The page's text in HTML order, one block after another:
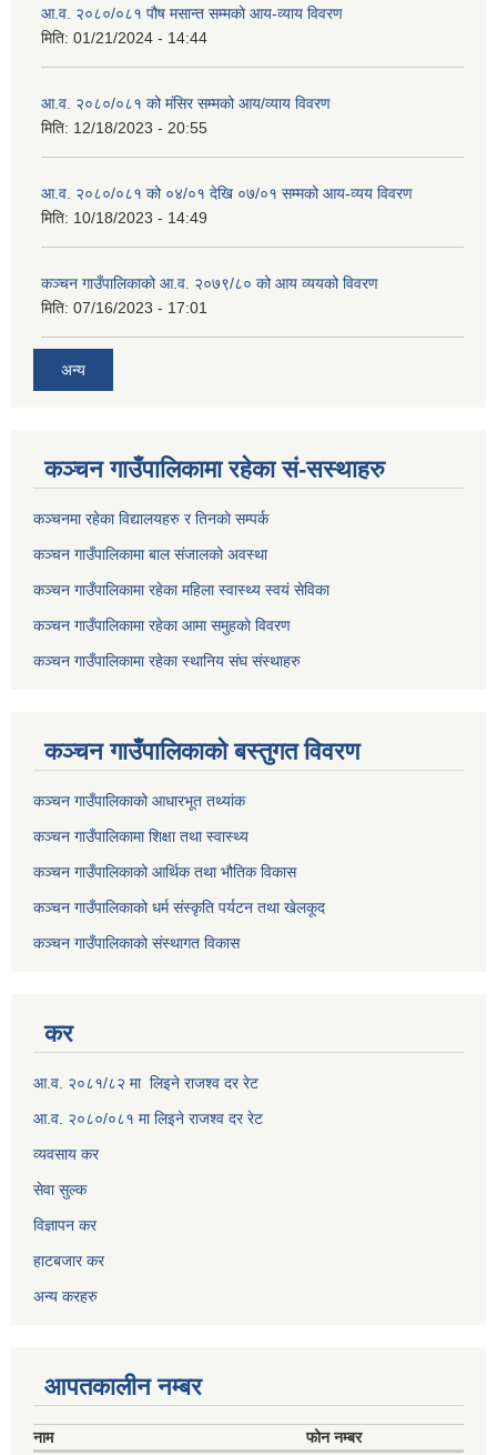
आ.व. २०८०/०८१ पौष मसान्त सम्मको आय-व्याय विवरण
मिति: 01/21/2024 - 14:44
आ.व. २०८०/०८१ को मंसिर सम्मको आय/व्याय विवरण
मिति: 12/18/2023 - 20:55
आ.व. २०८०/०८१ को ०४/०१ देखि ०७/०१ सम्मको आय-व्यय विवरण
मिति: 10/18/2023 - 14:49
कञ्‍चन गाउँपालिकाको आ.व. २०७९/८० को आय व्ययको विवरण
मिति: 07/16/2023 - 17:01
अन्य
कञ्चन गाउँपालिकामा रहेका सं-सस्थाहरु
कञ्चनमा रहेका विद्यालयहरु र तिनकाे सम्पर्क
कञ्चन गाउँपालिकामा बाल संजालको अवस्था
कञ्चन गाउँपालिकामा रहेका महिला स्वास्थ्य स्वयं सेविका
कञ्चन गाउँपालिकामा रहेका आमा समुहकाे विवरण
कञ्चन गाउँपालिकामा रहेका स्थानिय संघ संस्थाहरु
कञ्चन गाउँपालिकाकाे बस्तुगत विवरण
कञ्चन गाउँपालिकाको आधारभूत तथ्यांक
कञ्चन गाउँपालिकामा शिक्षा तथा स्वास्थ्य
कञ्चन गाउँपालिकाको आर्थिक तथा भौतिक विकास
कञ्चन गाउँपालिकाको धर्म संस्कृति पर्यटन तथा खेलकूद
कञ्चन गाउँपालिकाको संस्थागत विकास
कर
आ.व. २०८१/८२ मा लिइने राजश्व दर रेट
आ.व. २०८०/०८१ मा लिइने राजश्व दर रेट
व्यवसाय कर
सेवा सुल्क
विज्ञापन कर
हाटबजार कर
अन्य करहरु
आपतकालीन नम्बर
नाम
फोन नम्बर